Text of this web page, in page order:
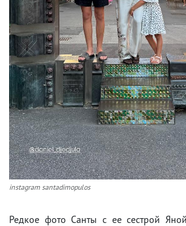
instagram santadimopulos
Редкое фото Санты с ее сестрой